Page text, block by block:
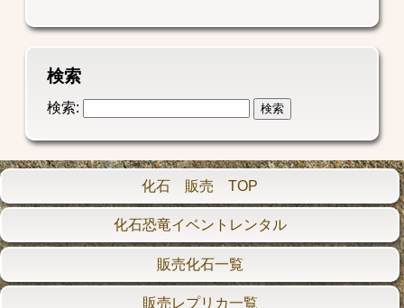
検索
検索:
化石 販売 TOP
化石恐竜イベントレンタル
販売化石一覧
販売レプリカ一覧